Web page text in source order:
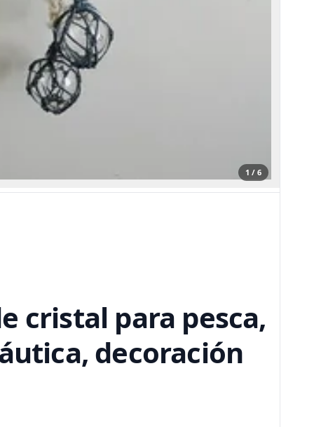
1 / 6
cristal para pesca,
decoración